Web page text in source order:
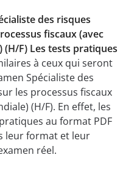
des risques
fiscaux (avec
F) Les tests pratiques
à ceux qui seront
Spécialiste des
les processus fiscaux
(H/F). En effet, les
au format PDF
leur format et leur
réel.